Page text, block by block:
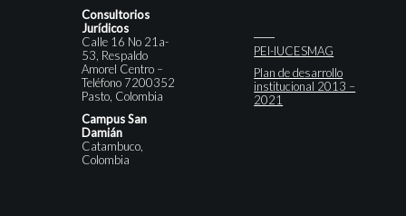
Consultorios
Jurídicos
Calle 16 No 21a-
53, Respaldo
Amorel Centro –
Teléfono 7200352
Pasto, Colombia
Campus San
Damián
Catambuco,
Colombia
PEI-IUCESMAG
Plan de desarrollo
institucional 2013 –
2021